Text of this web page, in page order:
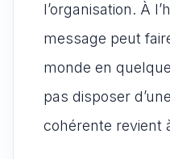
l’organisation. À
message peut
monde en
pas disposer
cohérente revient